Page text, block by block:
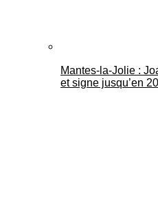
Mantes-la-Jolie :
et signe jusqu’en